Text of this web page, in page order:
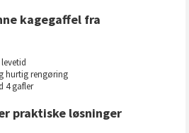
kagegaffel fra
hurtig rengøring
4 gafler
praktiske løsninger